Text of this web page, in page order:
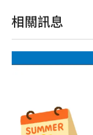
相關訊息